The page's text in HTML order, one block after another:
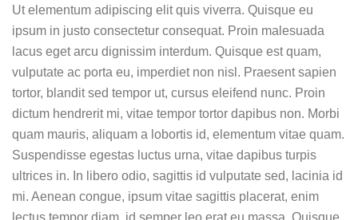
Ut elementum adipiscing elit quis viverra. Quisque eu
ipsum in justo consectetur consequat. Proin malesuada
lacus eget arcu dignissim interdum. Quisque est quam,
vulputate ac porta eu, imperdiet non nisl. Praesent sapien
tortor, blandit sed tempor ut, cursus eleifend nunc. Proin
dictum hendrerit mi, vitae tempor tortor dapibus non. Morbi
quam mauris, aliquam a lobortis id, elementum vitae quam.
Suspendisse egestas luctus urna, vitae dapibus turpis
ultrices in. In libero odio, sagittis id vulputate sed, lacinia id
mi. Aenean congue, ipsum vitae sagittis placerat, enim
lectus tempor diam, id semper leo erat eu massa. Quisque